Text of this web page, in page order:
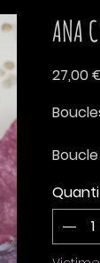
ANA
27,00
dorés